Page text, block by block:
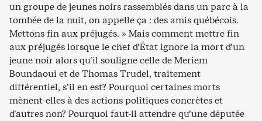
un groupe de jeunes noirs rassemblés dans un parc à la
tombée de la nuit, on appelle ça : des amis québécois.
Mettons fin aux préjugés. » Mais comment mettre fin
aux préjugés lorsque le chef d’État ignore la mort d’un
jeune noir alors qu’il souligne celle de Meriem
Boundaoui et de Thomas Trudel, traitement
différentiel, s’il en est? Pourquoi certaines morts
mènent-elles à des actions politiques concrètes et
d’autres non? Pourquoi faut-il attendre qu’une députée